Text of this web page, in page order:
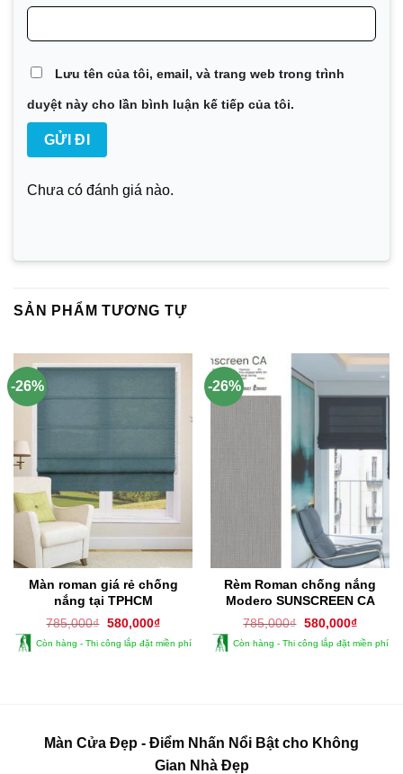
Lưu tên của tôi, email, và trang web trong trình
duyệt này cho lần bình luận kế tiếp của tôi.
Chưa có đánh giá nào.
SẢN PHẨM TƯƠNG TỰ
-26%
Màn roman giá rẻ chống
nắng tại TPHCM
785,000₫ Giá
là:
580,000₫Giá
tại
Còn hàng - Thi công lắp đặt miền phí
-26%
Rèm Roman chống nắng
Modero SUNSCREEN CA
785,000₫ Giá
là:
580,000₫Giá
tại
Còn hàng - Thi công lắp đặt miền phí
Màn Cửa Đẹp - Điểm Nhấn Nổi Bật cho Không
Gian Nhà Đẹp